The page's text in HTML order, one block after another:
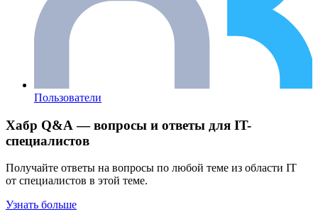
Пользователи
Хабр Q&A — вопросы и ответы для IT-
специалистов
Получайте ответы на вопросы по любой теме из области IT
от специалистов в этой теме.
Узнать больше